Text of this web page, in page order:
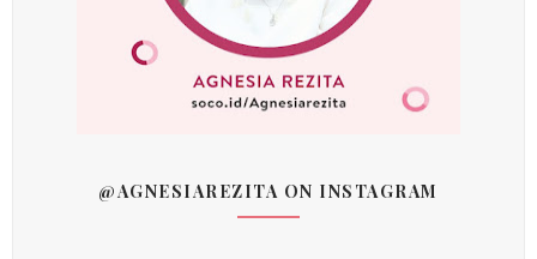
@AGNESIAREZITA ON INSTAGRAM